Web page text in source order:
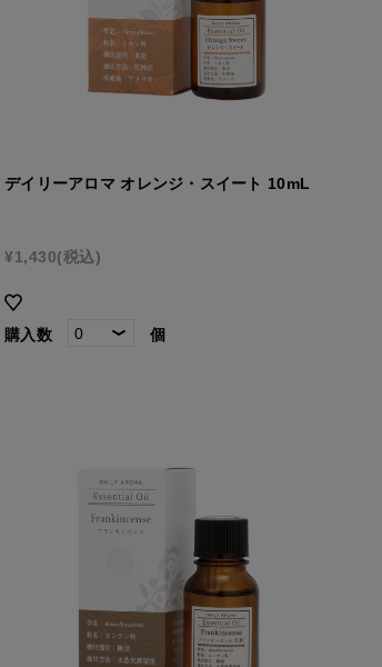
デイリーアロマ オレンジ・スイート 10mL
¥1,430(税込)
購入数 個